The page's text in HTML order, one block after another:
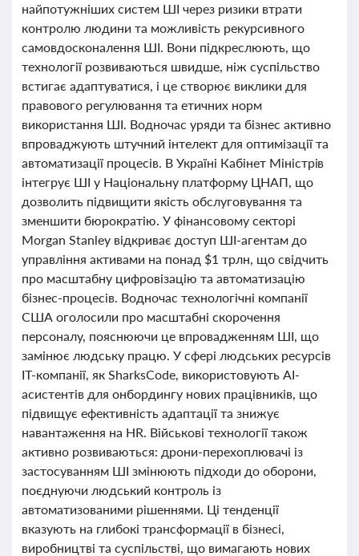
найпотужніших систем ШІ через ризики втрати
контролю людини та можливість рекурсивного
самовдосконалення ШІ. Вони підкреслюють, що
технології розвиваються швидше, ніж суспільство
встигає адаптуватися, і це створює виклики для
правового регулювання та етичних норм
використання ШІ. Водночас уряди та бізнес активно
впроваджують штучний інтелект для оптимізації та
автоматизації процесів. В Україні Кабінет Міністрів
інтегрує ШІ у Національну платформу ЦНАП, що
дозволить підвищити якість обслуговування та
зменшити бюрократію. У фінансовому секторі
Morgan Stanley відкриває доступ ШІ-агентам до
управління активами на понад $1 трлн, що свідчить
про масштабну цифровізацію та автоматизацію
бізнес-процесів. Водночас технологічні компанії
США оголосили про масштабні скорочення
персоналу, пояснюючи це впровадженням ШІ, що
замінює людську працю. У сфері людських ресурсів
ІТ-компанії, як SharksCode, використовують AI-
асистентів для онбордингу нових працівників, що
підвищує ефективність адаптації та знижує
навантаження на HR. Військові технології також
активно розвиваються: дрони-перехоплювачі із
застосуванням ШІ змінюють підходи до оборони,
поєднуючи людський контроль із
автоматизованими рішеннями. Ці тенденції
вказують на глибокі трансформації в бізнесі,
виробництві та суспільстві, що вимагають нових